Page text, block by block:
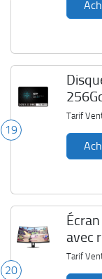
19
Tarif
20
avec
Tarif